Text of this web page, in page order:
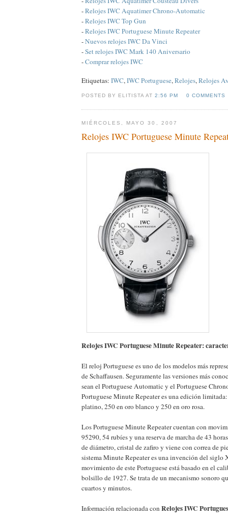
-Relojes IWC Aquatimer Chrono-Automatic
-Relojes IWC Top Gun
-Relojes IWC Portuguese Minute Repeater
-Nuevos relojes IWC Da Vinci
-Set relojes IWC Mark 140 Aniversario
-Comprar relojes IWC
Etiquetas: IWC,IWC Portuguese,Relojes,Relojes
POSTED BY ELITISTA AT2:56 PM 0 COMMENTS
MIÉRCOLES, MAYO 30, 2007
Relojes IWC Portuguese Minute
Relojes IWC Portuguese Minute Repeater:
El reloj Portuguese es uno de los modelos más
de Schaffausen. Seguramente las versiones más
sean el Portuguese Automatic y el Portuguese
Portuguese Minute Repeater es una edición
platino, 250 en oro blanco y 250 en oro rosa.
Los Portuguese Minute Repeater cuentan con
95290, 54 rubíes y una reserva de marcha de 43
de diámetro, cristal de zafiro y viene con correa de
sistema Minute Repeater es una invención del siglo
movimiento de este Portuguese está basado en el
bolsillo de 1927. Se trata de un mecanismo sonoro
cuartos y minutos.
Información relacionada con Relojes IWC